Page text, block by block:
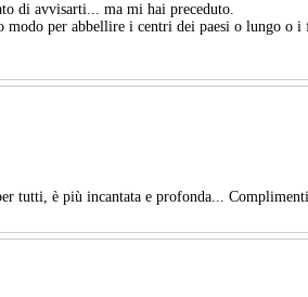
di avvisarti... ma mi hai preceduto.
modo per abbellire i centri dei paesi o lungo o
tutti, è più incantata e profonda...